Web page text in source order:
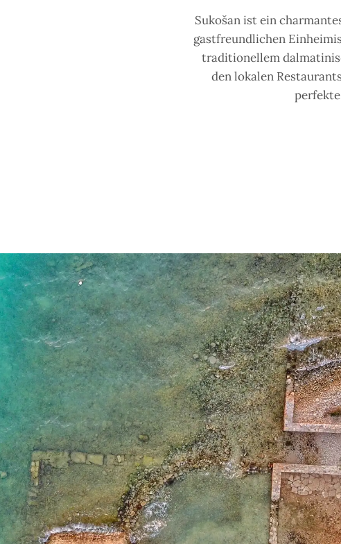
Sukošan ist ein
gastfreundlichen
traditionellem
den lokalen